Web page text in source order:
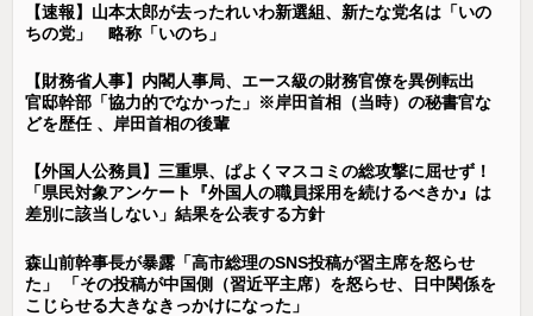
【速報】山本太郎が去ったれいわ新選組、新たな党名は「いの
ちの党」 略称「いのち」
【財務省人事】内閣人事局、エース級の財務官僚を異例転出
官邸幹部「協力的でなかった」※岸田首相（当時）の秘書官な
どを歴任 、岸田首相の後輩
【外国人公務員】三重県、ぱよくマスコミの総攻撃に屈せず！
「県民対象アンケート『外国人の職員採用を続けるべきか』は
差別に該当しない」結果を公表する方針
森山前幹事長が暴露「高市総理のSNS投稿が習主席を怒らせ
た」 「その投稿が中国側（習近平主席）を怒らせ、日中関係を
こじらせる大きなきっかけになった」